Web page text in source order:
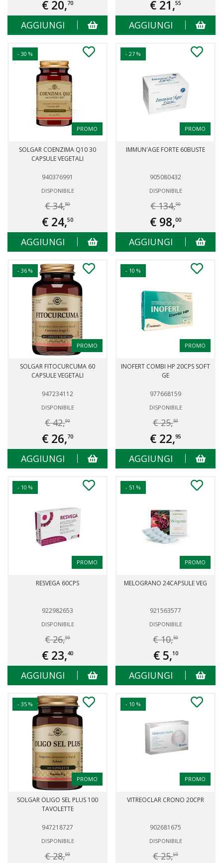
€ 20,70
AGGIUNGI
€ 21,55
AGGIUNGI
- 30 %
PROMO
SOLGAR COENZIMA Q10 30
CAPSULE VEGETALI
940376991
DISPONIBILE
€ 34,80
€ 24,50
AGGIUNGI
- 27 %
PROMO
IMMUN'AGE FORTE 60BUSTE
905080432
DISPONIBILE
€ 134,90
€ 98,00
AGGIUNGI
- 36 %
PROMO
SOLGAR FITOCURCUMA 60
CAPSULE VEGETALI
947234112
DISPONIBILE
€ 42,00
€ 26,70
AGGIUNGI
- 10 %
PROMO
INOFERT COMBI HP 20CPS SOFT
GE
977668159
DISPONIBILE
€ 25,50
€ 22,95
AGGIUNGI
- 10 %
PROMO
RESVEGA 60CPS
922982653
DISPONIBILE
€ 26,00
€ 23,40
AGGIUNGI
- 51 %
PROMO
MELOGRANO 24CAPSULE VEG
921563577
DISPONIBILE
€ 10,50
€ 5,10
AGGIUNGI
- 35 %
PROMO
SOLGAR OLIGO SEL PLUS 100
TAVOLETTE
947218727
DISPONIBILE
€ 28,00
- 10 %
PROMO
VITREOCLAR CRONO 20CPR
902681675
DISPONIBILE
€ 25,60